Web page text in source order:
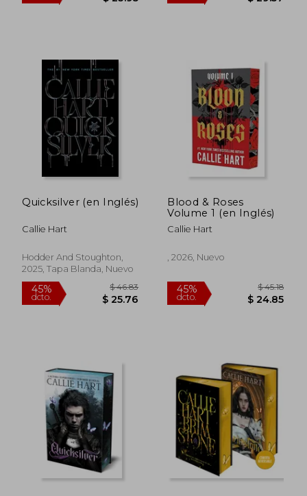
45%
dcto. $ 23.95
45%
Quicksilver (en Inglés)
Callie Hart
Hodder And Stoughton,
2025, Tapa Blanda, Nuevo
Blood & Roses
Volume 1 (en Inglés)
Callie Hart
, 2026, Nuevo